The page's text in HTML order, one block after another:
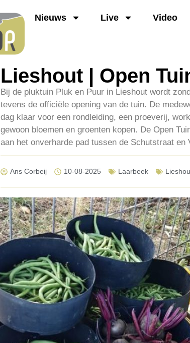
Nieuws Live Video
Lieshout | Open
Bij de pluktuin Pluk en Puur in Lieshout wordt
tevens de officiële opening van de tuin. De
dag klaar voor een rondleiding, een proeverij,
gewoon bloemen en groenten kopen. De Open
aan het onverharde pad tussen de Schutstraat en
Ans Corbeij 10-08-2025 Laarbeek